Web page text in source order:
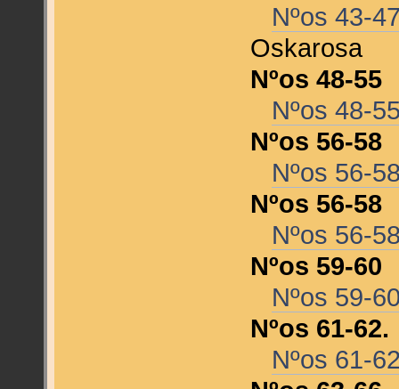
Nºos 43-
Oskarosa
Nºos 48-55
Nºos 48-
Nºos 56-58
Nºos 56-
Nºos 56-58
Nºos 56-
Nºos 59-60
Nºos 59-
Nºos 61-62.
Nºos 61-